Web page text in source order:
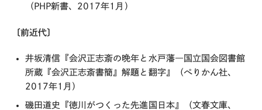
（PHP新書、2017年1月）
〔前近代〕
井坂清信『会沢正志斎の晩年と水戸藩―国立国会図書館
所蔵『会沢正志斎書簡』解題と翻字』（ぺりかん社、
2017年1月）
磯田道史『徳川がつくった先進国日本』（文春文庫、